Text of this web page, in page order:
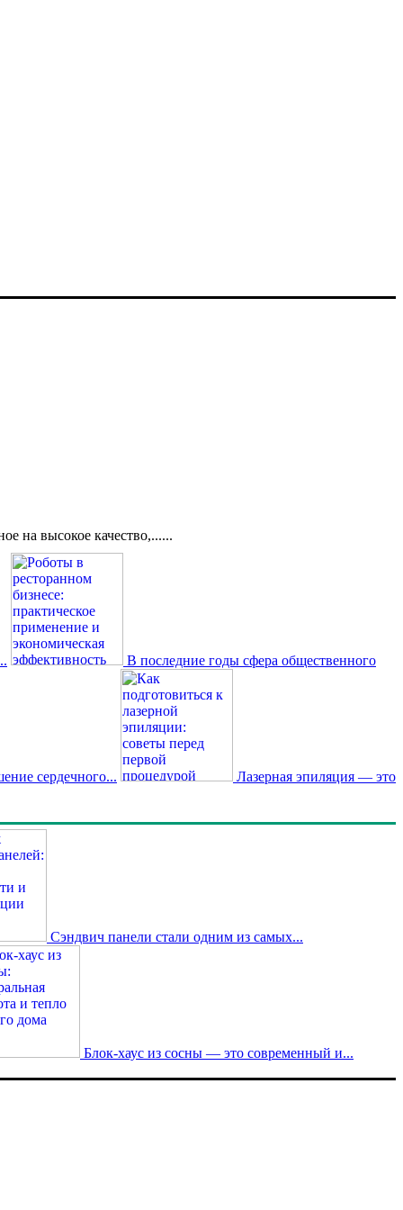
на высокое качество,......
В последние годы сфера общественного
сердечного... Лазерная эпиляция — это
Сэндвич панели стали одним из самых...
Блок-хаус из сосны — это современный и...